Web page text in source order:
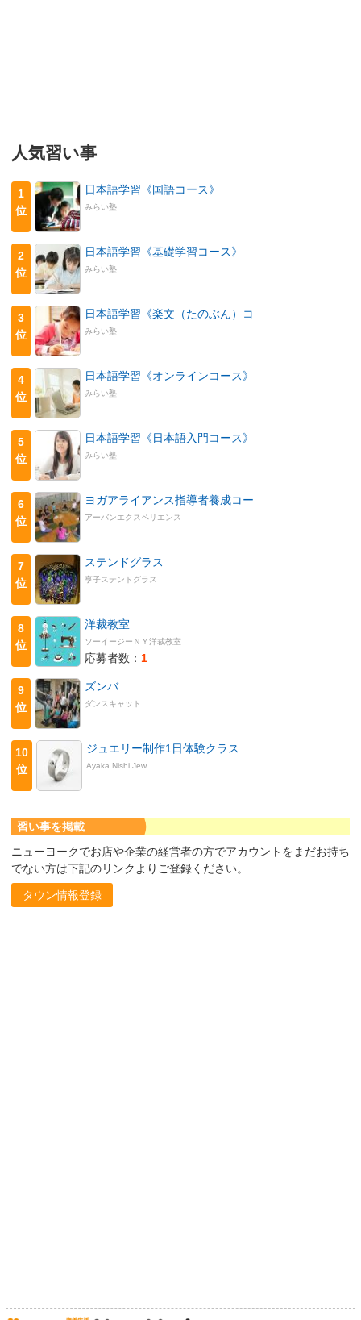
人気習い事
1
位
日本語学習《国語コース》
みらい塾
2
位
日本語学習《基礎学習コース》
みらい塾
3
位
日本語学習《楽文（たのぶん）コ
みらい塾
4
位
日本語学習《オンラインコース》
みらい塾
5
位
日本語学習《日本語入門コース》
みらい塾
6
位
ヨガアライアンス指導者養成コー
アーバンエクスペリエンス
7
位
ステンドグラス
亨子ステンドグラス
8
位
洋裁教室
ソーイージーＮＹ洋裁教室
応募者数： 1
9
位
ズンバ
ダンスキャット
10
位
ジュエリー制作1日体験クラス
Ayaka Nishi Jew
習い事を掲載
ニューヨークでお店や企業の経営者の方でアカウントをまだお持ち
でない方は下記のリンクよりご登録ください。
タウン情報登録